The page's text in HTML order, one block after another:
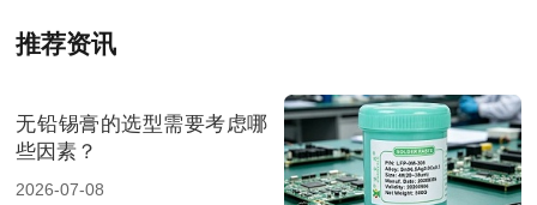
推荐资讯
无铅锡膏的选型需要考虑哪
些因素？
2026-07-08